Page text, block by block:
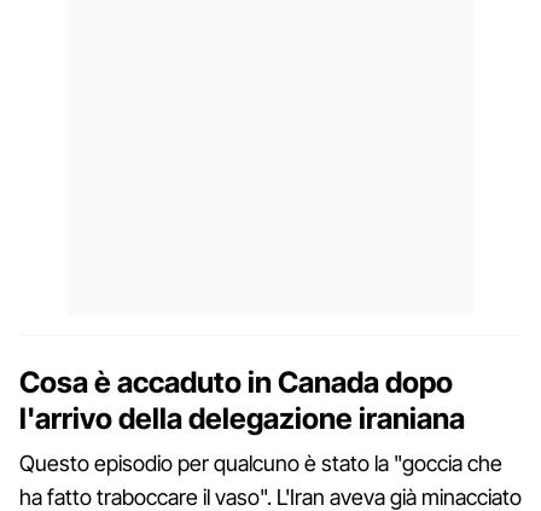
Cosa è accaduto in Canada dopo
l'arrivo della delegazione iraniana
Questo episodio per qualcuno è stato la "goccia che
ha fatto traboccare il vaso". L'Iran aveva già minacciato